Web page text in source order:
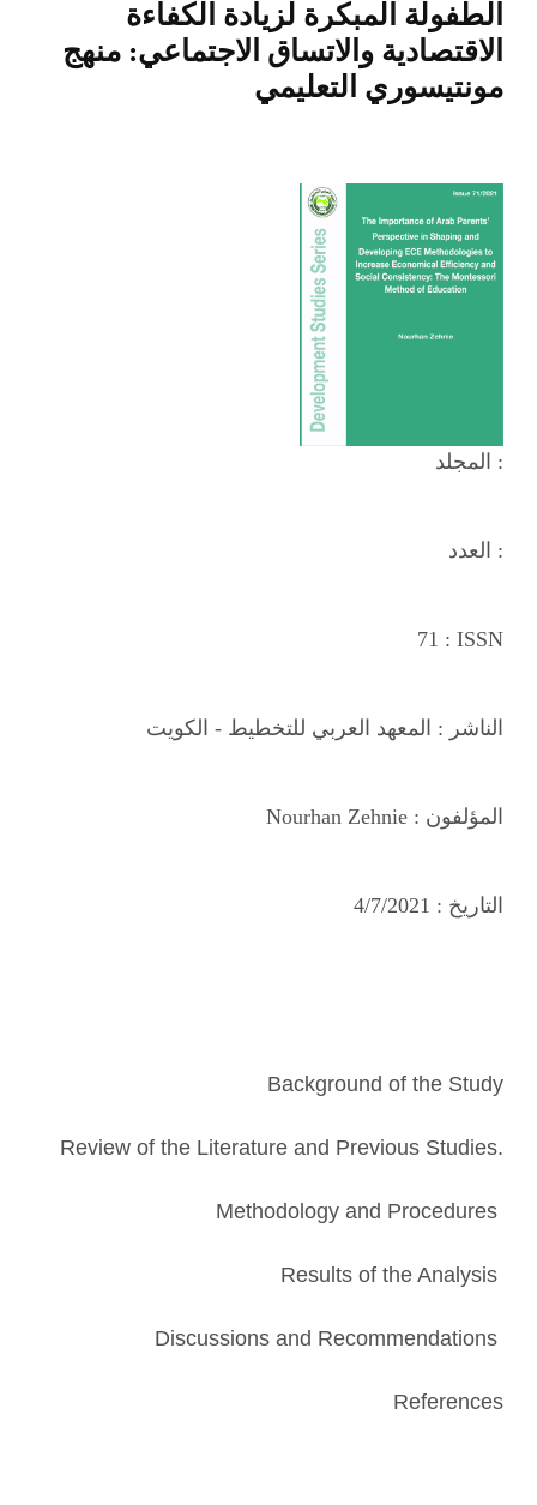
الطفولة المبكرة لزيادة الكفاءة
الاقتصادية والاتساق الاجتماعي: منهج
مونتيسوري التعليمي
المجلد :
العدد :
71 : ISSN
الناشر : المعهد العربي للتخطيط - الكويت
المؤلفون :Nourhan Zehnie
التاريخ : 4/7/2021
Background of the Study
.Review of the Literature and Previous Studies
Methodology and Procedures
Results of the Analysis
Discussions and Recommendations
References